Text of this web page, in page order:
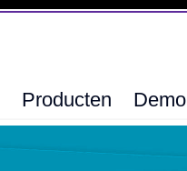
Producten Demo